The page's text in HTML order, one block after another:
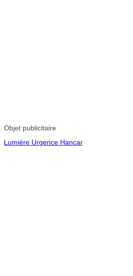
Objet publicitaire
Lumière Urgence Hancar